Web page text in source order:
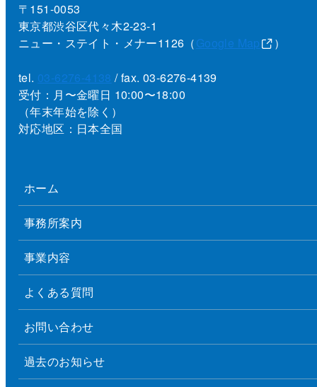
〒151-0053
東京都渋谷区代々木2-23-1
ニュー・ステイト・メナー1126（Google Map ）
tel. 03-6276-4138 / fax. 03-6276-4139
受付：月〜金曜日 10:00〜18:00
（年末年始を除く）
対応地区：日本全国
ホーム
事務所案内
事業内容
よくある質問
お問い合わせ
過去のお知らせ